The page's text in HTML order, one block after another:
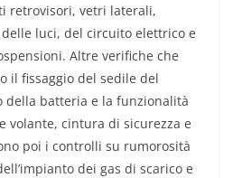
retrovisori, vetri laterali,
luci, del circuito elettrico e
Altre verifiche che
il fissaggio del sedile del
della batteria e la funzionalità
volante, cintura di sicurezza e
poi i controlli su rumorosità
dei gas di scarico e